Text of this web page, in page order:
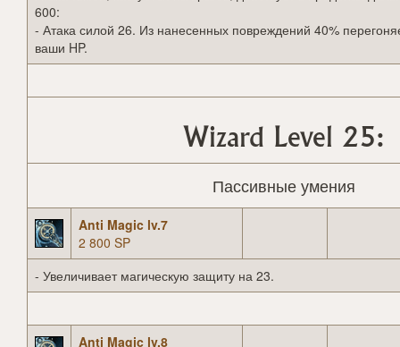
600:
- Атака силой 26. Из нанесенных повреждений 40%
ваши HP.
Wizard Level 25:
Пассивные умения
Anti Magic lv.7
2 800 SP
- Увеличивает магическую защиту на 23.
Anti Magic lv.8